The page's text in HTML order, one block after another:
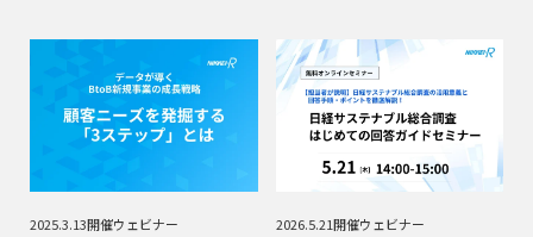
2025.3.13開催ウェビナー 2026.5.21開催ウェビナー